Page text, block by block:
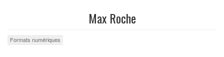
Max Roche
Formats numériques